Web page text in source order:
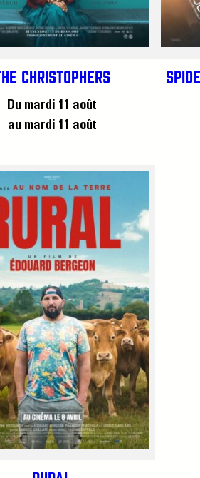
THE CHRISTOPHERS
Du mardi 11 août
au mardi 11 août